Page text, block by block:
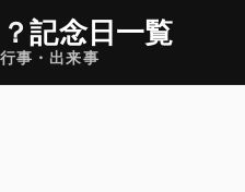
？記念日一覧
事・出来事